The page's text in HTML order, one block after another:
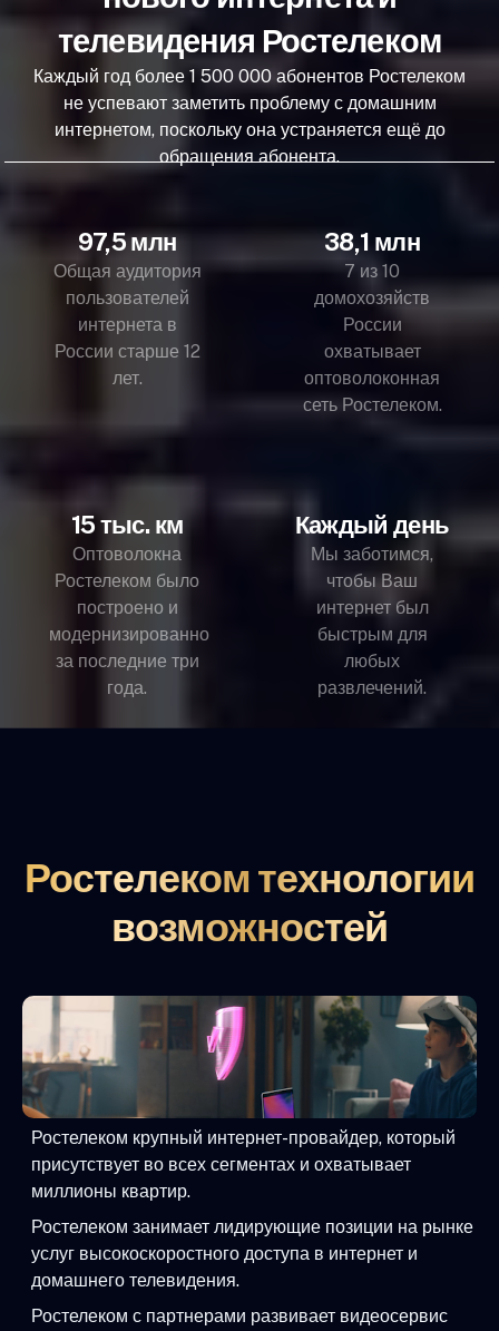
телевидения Ростелеком
Каждый год более 1 500 000 абонентов Ростелеком
не успевают заметить проблему с домашним
интернетом, поскольку она устраняется ещё до
обращения абонента.
97,5 млн
Общая аудитория
пользователей
интернета в
России старше 12
лет.
38,1 млн
7 из 10
домохозяйств
России
охватывает
оптоволоконная
сеть Ростелеком.
15 тыс. км
Оптоволокна
Ростелеком было
построено и
модернизированно
за последние три
года.
Каждый день
Мы заботимся,
чтобы Ваш
интернет был
быстрым для
любых
развлечений.
Ростелеком технологии
возможностей
Ростелеком крупный интернет-провайдер, который
присутствует во всех сегментах и охватывает
миллионы квартир.
Ростелеком занимает лидирующие позиции на рынке
услуг высокоскоростного доступа в интернет и
домашнего телевидения.
Ростелеком с партнерами развивает видеосервис